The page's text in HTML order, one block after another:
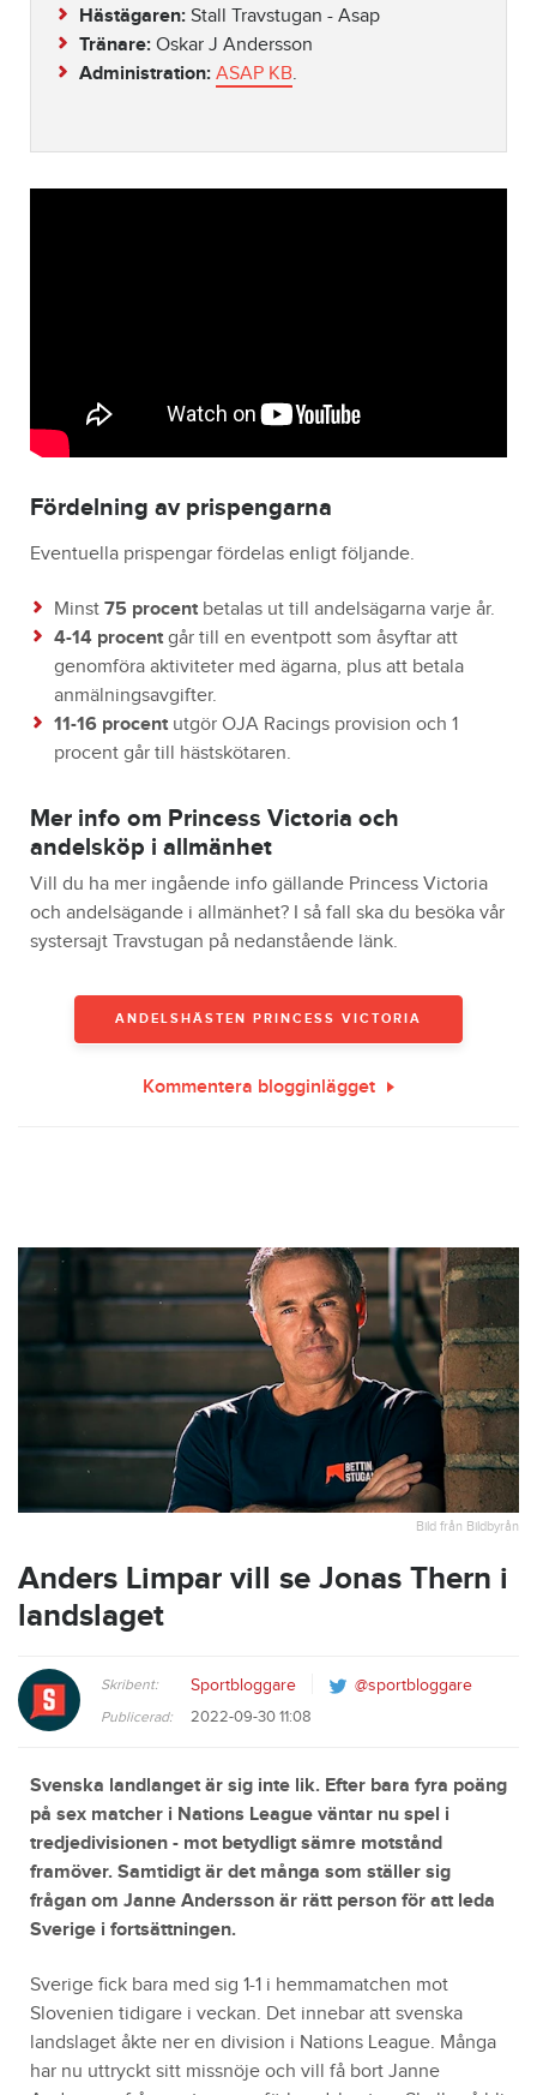
Hästägaren: Stall Travstugan - Asap
Tränare: Oskar J Andersson
Administration: ASAP KB.
Fördelning av prispengarna
Eventuella prispengar fördelas enligt följande.
Minst 75 procent betalas ut till andelsägarna varje år.
4-14 procent går till en eventpott som åsyftar att
genomföra aktiviteter med ägarna, plus att betala
anmälningsavgifter.
11-16 procent utgör OJA Racings provision och 1
procent går till hästskötaren.
Mer info om Princess Victoria och
andelsköp i allmänhet
Vill du ha mer ingående info gällande Princess Victoria
och andelsägande i allmänhet? I så fall ska du besöka vår
systersajt Travstugan på nedanstående länk.
ANDELSHÄSTEN PRINCESS VICTORIA
Kommentera blogginlägget
Bild från Bildbyrån
Anders Limpar vill se Jonas Thern i
landslaget
Skribent: Sportbloggare @sportbloggare
Publicerad: 2022-09-30 11:08
Svenska landlanget är sig inte lik. Efter bara fyra poäng
på sex matcher i Nations League väntar nu spel i
tredjedivisionen - mot betydligt sämre motstånd
framöver. Samtidigt är det många som ställer sig
frågan om Janne Andersson är rätt person för att leda
Sverige i fortsättningen.
Sverige fick bara med sig 1-1 i hemmamatchen mot
Slovenien tidigare i veckan. Det innebar att svenska
landslaget åkte ner en division i Nations League. Många
har nu uttryckt sitt missnöje och vill få bort Janne